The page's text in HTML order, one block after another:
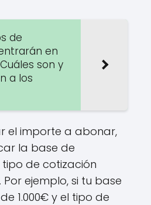
de
en
son y
a los
el importe a abonar,
la base de
de cotización
ejemplo, si tu base
1.000€ y el tipo de